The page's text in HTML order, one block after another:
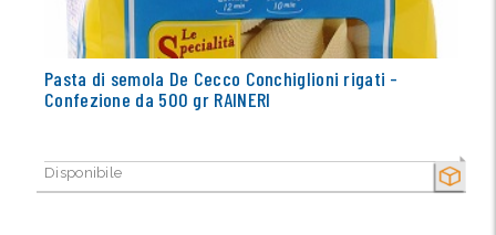
SECCO
Pasta di semola De Cecco Conchiglioni rigati -
Confezione da 500 gr RAINERI
Disponibile